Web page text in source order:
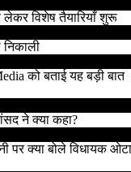
लेकर विशेष तैयारियाँ शुरू
को बताई यह बड़ी बात
ने क्या कहा?
क्या बोले विधायक